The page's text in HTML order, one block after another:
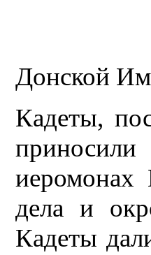
Донской
Кадеты,
иеромонах
дела и
Кадеты